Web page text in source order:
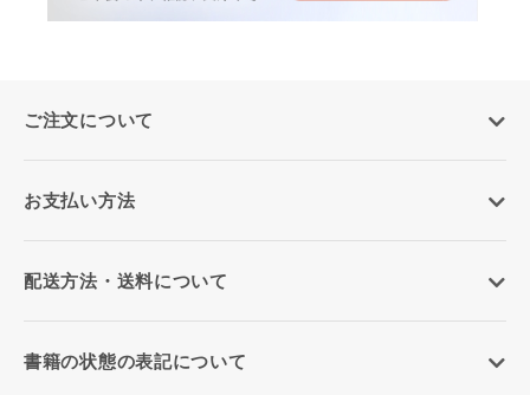
ご注文について
お支払い方法
配送方法・送料について
書籍の状態の表記について